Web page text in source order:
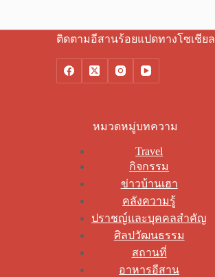
ติดตามอีสานร้อยแปดทางโซเชียล
หมวดหมู่บทความ
Travel
กิจกรรม
ข่าวบ้านเฮา
คลังความรู้
ปราชญ์และบุคคลสำคัญ
ศิลปวัฒนธรรม
สถานที่
อาหารอีสาน